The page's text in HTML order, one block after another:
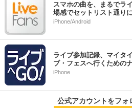
スマホの曲を、まるでラ
場感でセットリスト通り
iPhone/Android
ライブ参加記録、マイタ
ブ・フェスへ行くための
iPhone
公式アカウントをフォ